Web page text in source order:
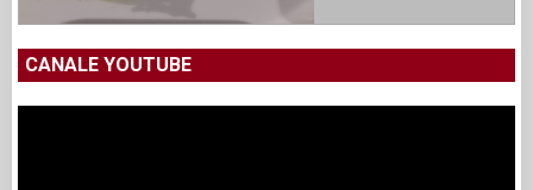
CANALE YOUTUBE